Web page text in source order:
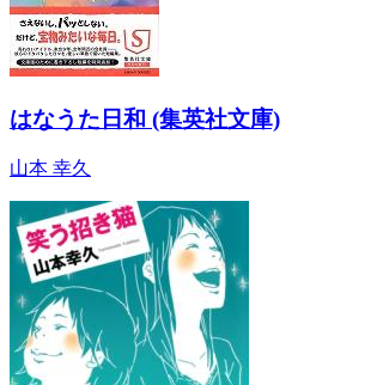
はなうた日和 (集英社文庫)
山本 幸久